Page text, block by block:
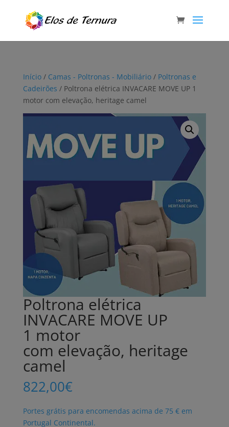
Início/ Camas - Poltronas - Mobiliário/ Poltronas e
Cadeirões / Poltrona elétrica INVACARE MOVE UP 1
motor com elevação, heritage camel
Poltrona elétrica
INVACARE MOVE UP
1 motor
com elevação, heritage
camel
822,00€
Portes grátis para encomendas acima de 75 € em
Portugal Continental.